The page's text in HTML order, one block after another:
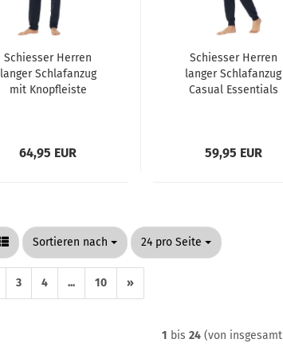
Schiesser Herren
langer Schlafanzug
mit Knopfleiste
64,95 EUR
Schiesser Herren
langer Schlafanzug
Casual Essentials
59,95 EUR
Sortieren nach
Sortieren nach 24 pro Seite
pro Seite
3 4 ... 10 »
1 bis 24(von insgesamt